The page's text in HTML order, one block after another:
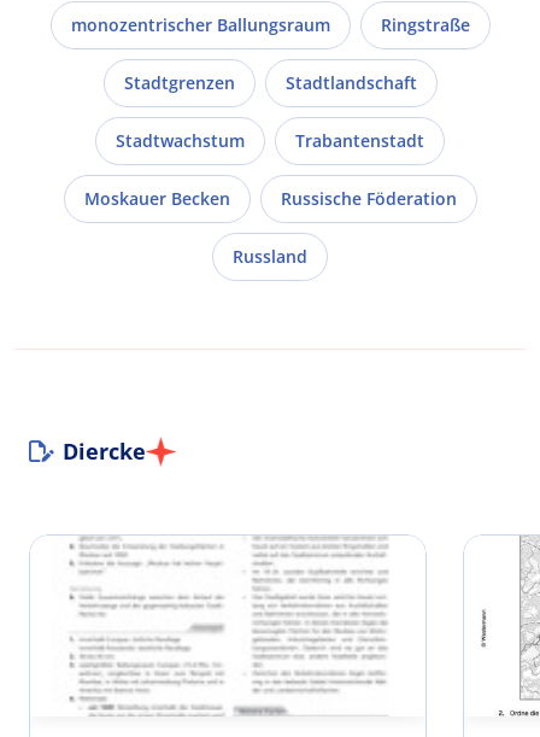
monozentrischer Ballungsraum Ringstraße
Stadtgrenzen Stadtlandschaft
Stadtwachstum Trabantenstadt
Moskauer Becken Russische Föderation
Russland
Diercke